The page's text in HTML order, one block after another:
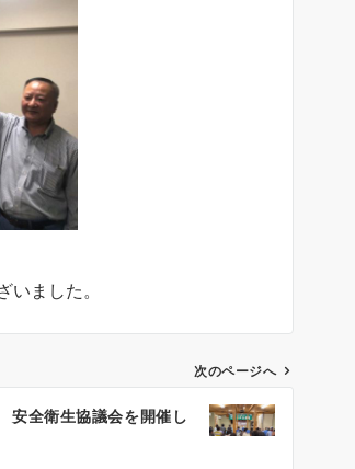
ました。
次のページへ
全衛生協議会を開催し